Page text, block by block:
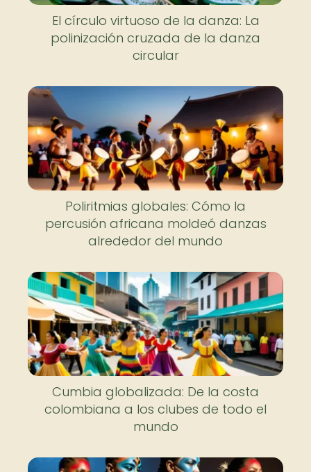
El círculo virtuoso de la danza: La
polinización cruzada de la danza
circular
Poliritmias globales: Cómo la
percusión africana moldeó danzas
alrededor del mundo
Cumbia globalizada: De la costa
colombiana a los clubes de todo el
mundo